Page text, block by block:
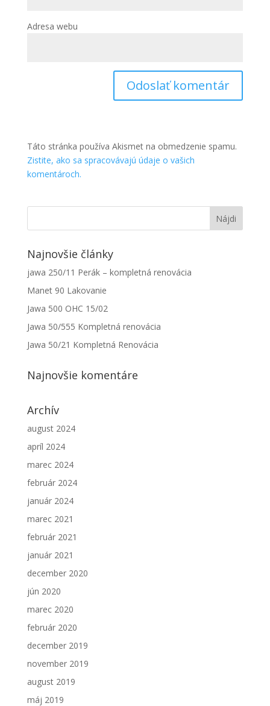
Adresa webu
Táto stránka používa Akismet na obmedzenie spamu.
Zistite, ako sa spracovávajú údaje o vašich
komentároch.
Najnovšie články
jawa 250/11 Perák – kompletná renovácia
Manet 90 Lakovanie
Jawa 500 OHC 15/02
Jawa 50/555 Kompletná renovácia
Jawa 50/21 Kompletná Renovácia
Najnovšie komentáre
Archív
august 2024
apríl 2024
marec 2024
február 2024
január 2024
marec 2021
február 2021
január 2021
december 2020
jún 2020
marec 2020
február 2020
december 2019
november 2019
august 2019
máj 2019